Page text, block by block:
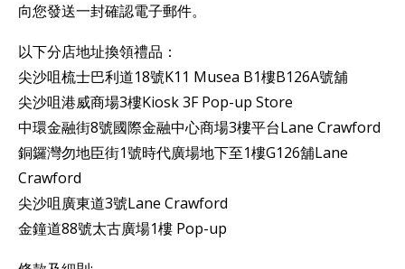
向您發送一封確認電子郵件。
以下分店地址換領禮品：
尖沙咀梳士巴利道18號K11 Musea B1樓B126A號舖
尖沙咀港威商場3樓Kiosk 3F Pop-up Store
中環金融街8號國際金融中心商場3樓平台Lane Crawford
銅鑼灣勿地臣街1號時代廣場地下至1樓G126舖Lane
Crawford
尖沙咀廣東道3號Lane Crawford
金鐘道88號太古廣場1樓 Pop-up